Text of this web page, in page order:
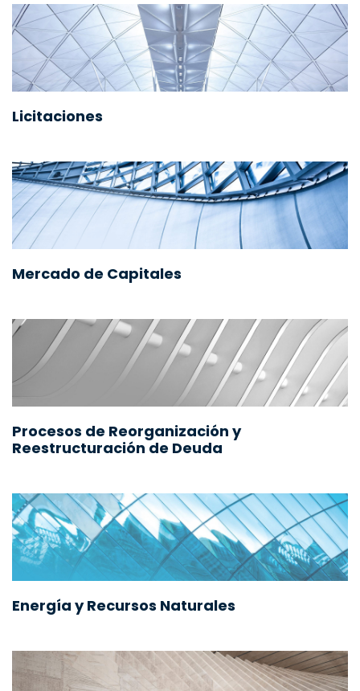
Licitaciones
Mercado de Capitales
Procesos de Reorganización y
Reestructuración de Deuda
Energía y Recursos Naturales